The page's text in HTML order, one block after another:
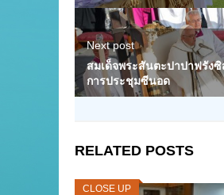
Next post
สมเด็จพระสันตะปาปาฟรังซิ
การประชุมซีนอด
RELATED POSTS
CLOSE UP